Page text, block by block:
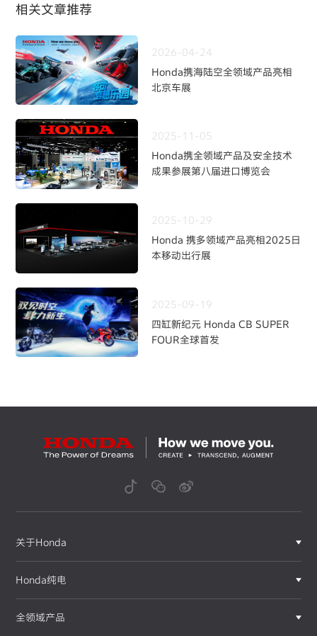
相关文章推荐
2026-04-24
Honda携海陆空全领域产品亮相
北京车展
2025-11-05
Honda携全领域产品及安全技术
成果参展第八届进口博览会
2025-10-29
Honda 携多领域产品亮相2025日
本移动出行展
2025-09-19
四缸新纪元 Honda CB SUPER
FOUR全球首发
关于Honda
Honda纯电
全领域产品